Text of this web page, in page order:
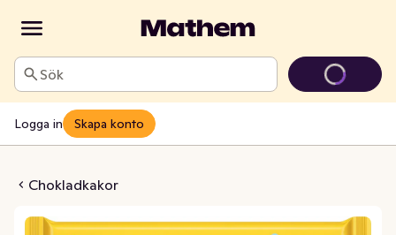
Sök
Logga in Skapa konto
Chokladkakor
Salta Mandlar